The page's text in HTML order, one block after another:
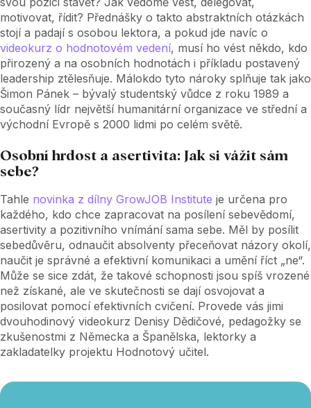
motivovat, řídit? Přednášky o takto abstraktních otázkách
stojí a padají s osobou lektora, a pokud jde navíc o
videokurz o hodnotovém vedení, musí ho vést někdo, kdo
přirozený a na osobních hodnotách i příkladu postavený
leadership ztělesňuje. Málokdo tyto nároky splňuje tak jako
Šimon Pánek – bývalý studentský vůdce z roku 1989 a
současný lídr největší humanitární organizace ve střední a
východní Evropě s 2000 lidmi po celém světě.
Osobní hrdost a asertivita: Jak si vážit sám
sebe?
Tahle novinka z dílny GrowJOB Institute je určena pro
každého, kdo chce zapracovat na posílení sebevědomí,
asertivity a pozitivního vnímání sama sebe. Měl by posílit
sebedůvěru, odnaučit absolventy přeceňovat názory okolí,
naučit je správné a efektivní komunikaci a umění říct „ne“.
Může se sice zdát, že takové schopnosti jsou spíš vrozené
než získané, ale ve skutečnosti se dají osvojovat a
posilovat pomocí efektivních cvičení. Provede vás jimi
dvouhodinový videokurz Denisy Dědičové, pedagožky se
zkušenostmi z Německa a Španělska, lektorky a
zakladatelky projektu Hodnotový učitel.